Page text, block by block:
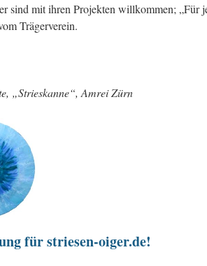
sind mit ihren Projekten willkommen; „Für
Trägerverein.
„Strieskanne“, Amrei Zürn
für striesen-oiger.de!